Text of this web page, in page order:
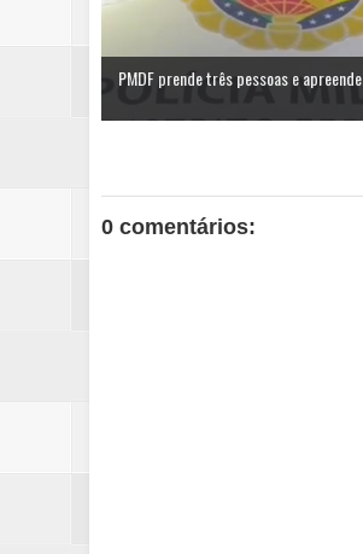
PMDF prende três pessoas e apreende...
0 comentários: